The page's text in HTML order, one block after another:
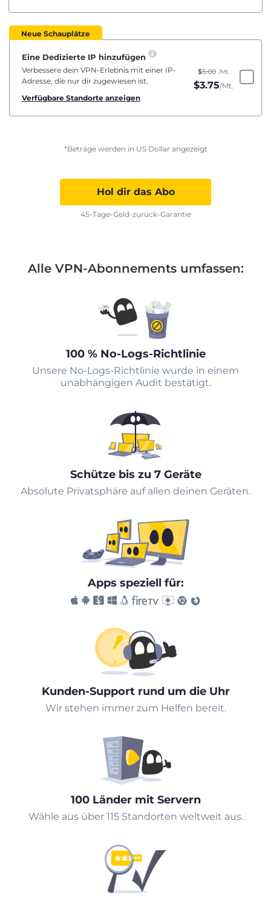
Neue Schauplätze
Eine Dedizierte IP hinzufügen
Verbessere dein VPN-Erlebnis mit einer IP-
Adresse, die nur dir zugewiesen ist.
Verfügbare Standorte anzeigen
$5.00 /Mt.
$3.75/Mt.
*Beträge werden in US Dollar angezeigt
Hol dir das Abo
45-Tage-Geld-zurück-Garantie
Alle VPN-Abonnements umfassen:
100 % No-Logs-Richtlinie
Unsere No-Logs-Richtlinie wurde in einem
unabhängigen Audit bestätigt.
Schütze bis zu 7 Geräte
Absolute Privatsphäre auf allen deinen Geräten.
Apps speziell für:
Kunden-Support rund um die Uhr
Wir stehen immer zum Helfen bereit.
100 Länder mit Servern
Wähle aus über 115 Standorten weltweit aus.